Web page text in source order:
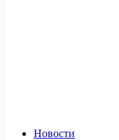
Новости